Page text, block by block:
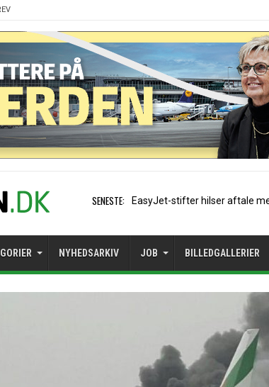
SENESTE: Air France etablerer A320-s
NYHEDSARKIV JOB BILLEDGALLERIER